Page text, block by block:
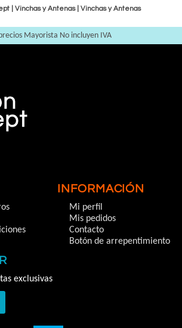
| Vinchas y Antenas| Vinchas y Antenas
Mayorista No incluyen IVA
INFORMACIÓN
Mi perfil
Mis pedidos
Contacto
Botón de arrepentimiento
exclusivas